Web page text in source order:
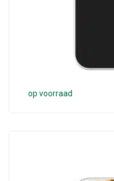
op voorraad